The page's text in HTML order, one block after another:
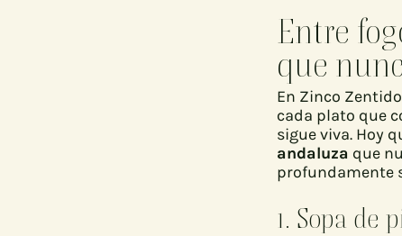
Entre
que
En Zinco
cada plato que
sigue viva. Hoy
andaluza que
profundamente
1. Sopa de